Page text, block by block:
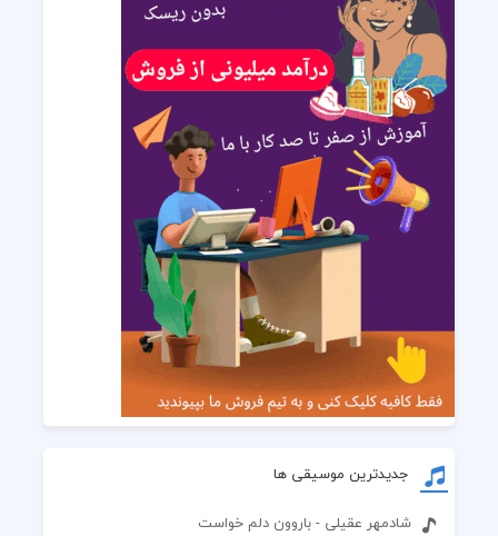
جدیدترین موسیقی ها
شادمهر عقیلی - باروون دلم خواست